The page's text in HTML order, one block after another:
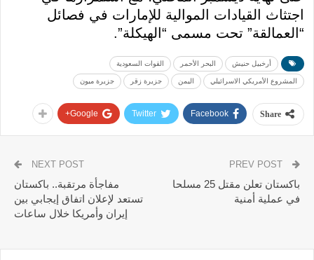
اجتثاث القيادات الموالية للإمارات في فصائل
“العمالقة” تحت مسمى “الهيكلة”.
أرخبيل حنيش البحر الأحمر القوات السعودية
المشروع الأمريكي الاسرائيلي اليمن جزيرة زقر جزيرة ميون
Share
Facebook
Twitter
Google+
باكستان تعلن مقتل 25 مسلحا
في عملية أمنية
NEXT POST
مفاجأة مرتقبة.. باكستان
تستعد لإعلان اتفاق إيجابي بين
إيران وأمريكا خلال ساعات